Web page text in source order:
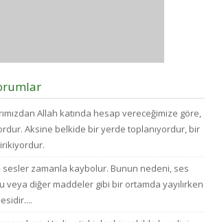
Allah katında hesap vereceğimize göre,
Aksine belkide bir yerde toplanıyordur, bir
sesler zamanla kaybolur. Bunun nedeni, ses
veya diğer maddeler gibi bir ortamda yayılırken